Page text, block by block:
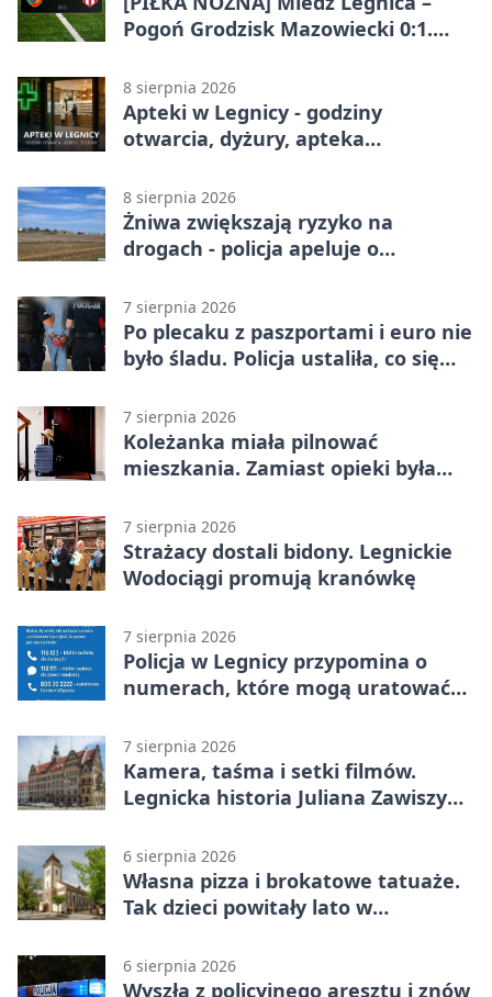
Pogoń Grodzisk Mazowiecki 0:1.
meczu w Legnicy
8 sierpnia 2026
Apteki w Legnicy - godziny
otwarcia, dyżury, apteka
8 sierpnia 2026
Żniwa zwiększają ryzyko na
drogach - policja apeluje o
7 sierpnia 2026
Po plecaku z paszportami i euro nie
było śladu. Policja ustaliła, co się
7 sierpnia 2026
Koleżanka miała pilnować
mieszkania. Zamiast opieki była
7 sierpnia 2026
Strażacy dostali bidony. Legnickie
Wodociągi promują kranówkę
7 sierpnia 2026
Policja w Legnicy przypomina o
numerach, które mogą uratować
7 sierpnia 2026
Kamera, taśma i setki filmów.
Legnicka historia Juliana Zawiszy
6 sierpnia 2026
Własna pizza i brokatowe tatuaże.
Tak dzieci powitały lato w
6 sierpnia 2026
Wyszła z policyjnego aresztu i znów